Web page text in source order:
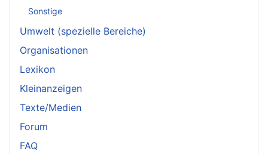
Sonstige
Umwelt (spezielle Bereiche)
Organisationen
Lexikon
Kleinanzeigen
Texte/Medien
Forum
FAQ